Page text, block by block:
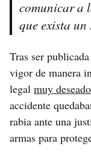
comunicar a
que exista
Tras ser
vigor de manera
legal muy
accidente
rabia ante una
armas para